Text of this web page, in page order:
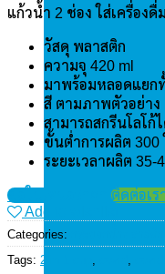
แก้วน้ำ 2 ช่อง ใส่เครื่อง
วัสดุ พลาสติก
ความจุ 420 ml
มาพร้อมหลอดแยก
สี ตามภาพตัวอย่าง
สามารถสกรีนโลโก้
ขั้นต่ำการผลิต 300
ระยะเวลาผลิต
ขอใบเสนอราคา
ติดต่อเร
Add to wishlist
Categories:
Tags: 2 in 1 cup , ,